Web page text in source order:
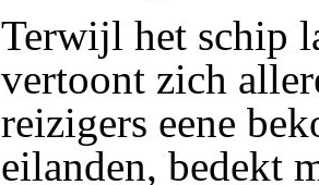
Terwijl het schip
vertoont zich
reizigers eene
eilanden, bedekt